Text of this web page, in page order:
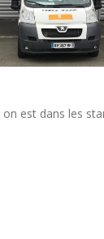
est dans les